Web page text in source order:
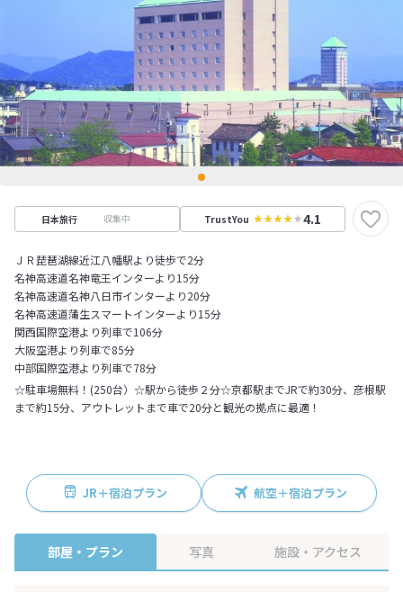
日本旅行 収集中 TrustYou 4.1
ＪＲ琵琶湖線近江八幡駅より徒歩で2分
名神高速道名神竜王インターより15分
名神高速道名神八日市インターより20分
名神高速道蒲生スマートインターより15分
関西国際空港より列車で106分
大阪空港より列車で85分
中部国際空港より列車で78分
☆駐車場無料！(250台）☆駅から徒歩２分☆京都駅までJRで約30分、彦根駅
まで約15分、アウトレットまで車で20分と観光の拠点に最適！
JR＋宿泊プラン 航空＋宿泊プラン
部屋・プラン 写真 施設・アクセス